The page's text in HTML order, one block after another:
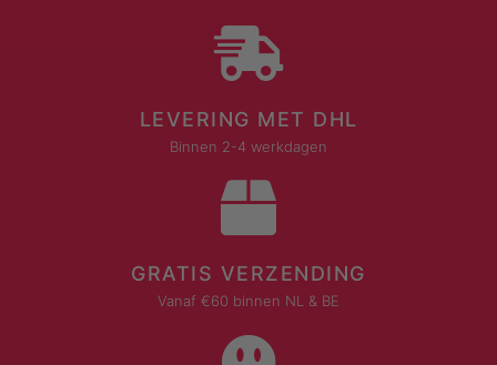
LEVERING MET DHL
Binnen 2-4 werkdagen
GRATIS VERZENDING
Vanaf €60 binnen NL & BE